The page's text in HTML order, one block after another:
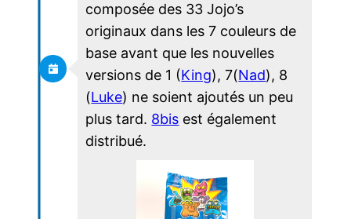
composée des 33 Jojo’s
originaux dans les 7 couleurs de
base avant que les nouvelles
versions de 1 (King), 7(Nad), 8
(Luke) ne soient ajoutés un peu
plus tard. 8bis est également
distribué.